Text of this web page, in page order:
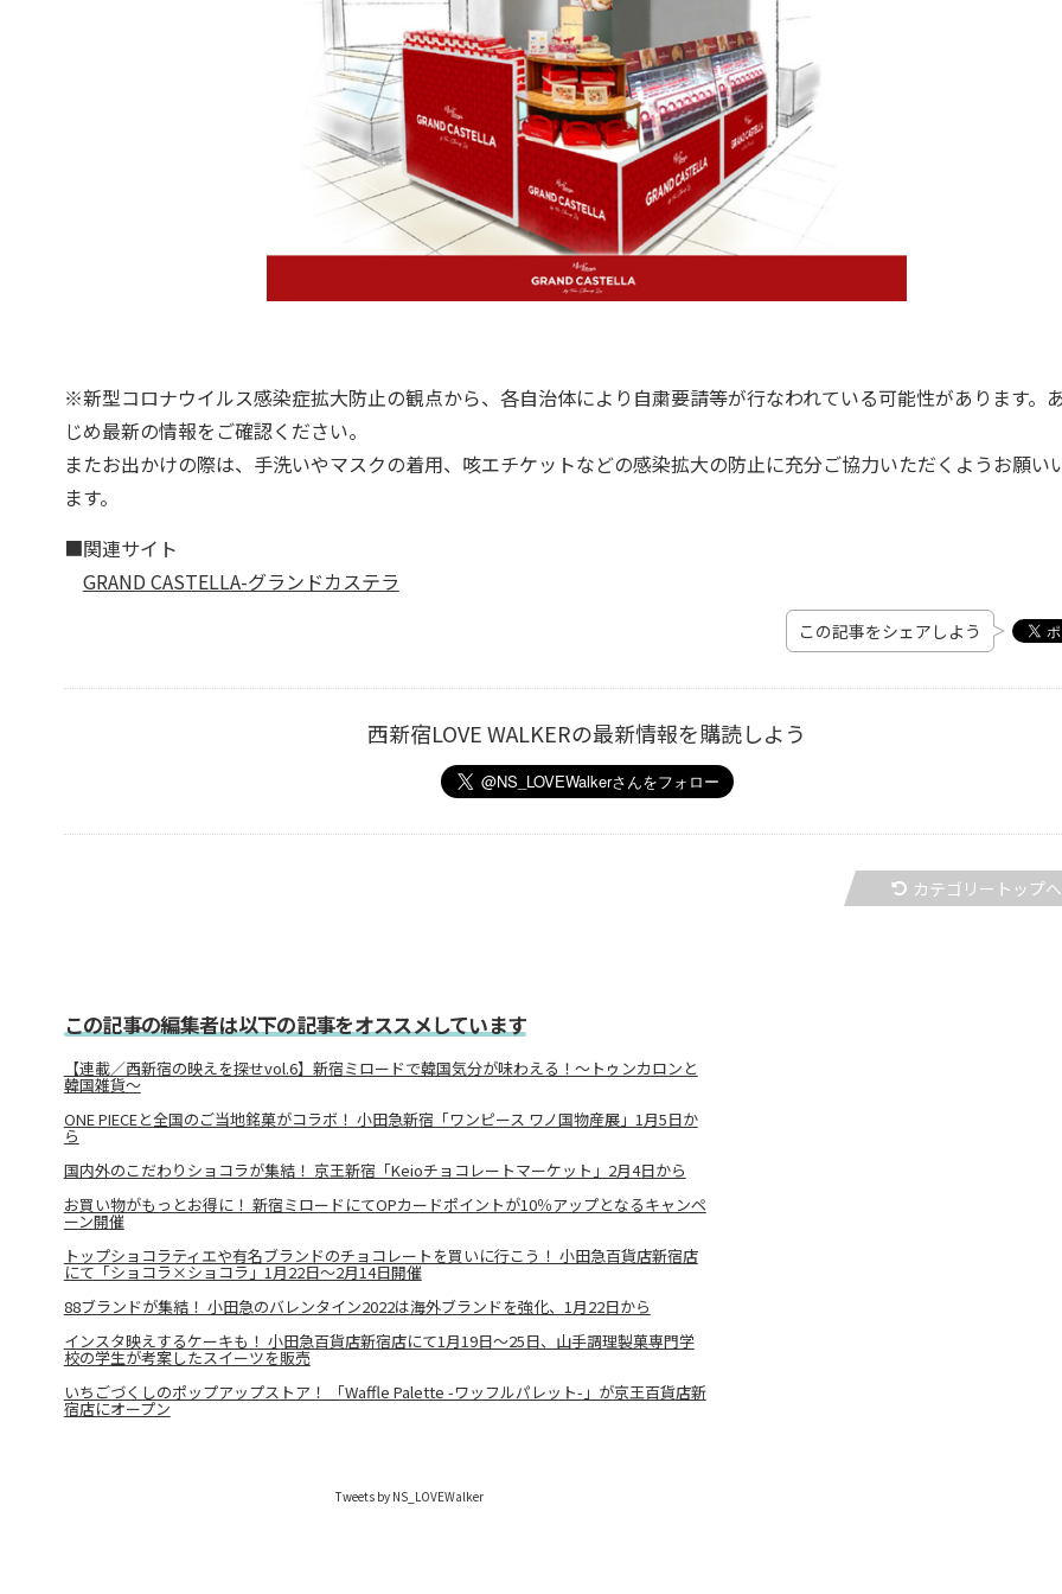
※新型コロナウイルス感染症拡大防止の観点から、各自治体により自粛要請等が行なわれている可能性があります。
じめ最新の情報をご確認ください。
またお出かけの際は、手洗いやマスクの着用、咳エチケットなどの感染拡大の防止に充分ご協力いただくようお願い
ます。
■関連サイト
GRAND CASTELLA-グランドカステラ
この記事をシェアしよう
西新宿LOVE WALKERの最新情報を購読しよう
カテゴリートップへ
この記事の編集者は以下の記事をオススメしています
【連載／西新宿の映えを探せvol.6】新宿ミロードで韓国気分が味わえる！～トゥンカロンと
韓国雑貨～
ONE PIECEと全国のご当地銘菓がコラボ！ 小田急新宿「ワンピース ワノ国物産展」1月5日か
ら
国内外のこだわりショコラが集結！ 京王新宿「Keioチョコレートマーケット」2月4日から
お買い物がもっとお得に！ 新宿ミロードにてOPカードポイントが10％アップとなるキャンペ
ーン開催
トップショコラティエや有名ブランドのチョコレートを買いに行こう！ 小田急百貨店新宿店
にて「ショコラ×ショコラ」1月22日～2月14日開催
88ブランドが集結！ 小田急のバレンタイン2022は海外ブランドを強化、1月22日から
インスタ映えするケーキも！ 小田急百貨店新宿店にて1月19日～25日、山手調理製菓専門学
校の学生が考案したスイーツを販売
いちごづくしのポップアップストア！ 「Waffle Palette -ワッフルパレット-」が京王百貨店新
宿店にオープン
Tweets by NS_LOVEWalker